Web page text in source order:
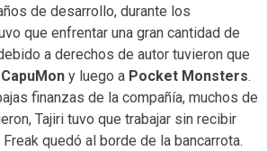
de desarrollo, durante los
que enfrentar una gran cantidad de
a derechos de autor tuvieron que
CapuMon y luego a Pocket Monsters.
finanzas de la compañía, muchos de
Tajiri tuvo que trabajar sin recibir
quedó al borde de la bancarrota.